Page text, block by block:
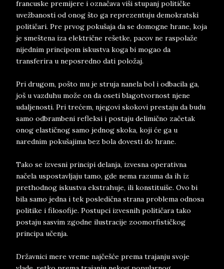
francuske premijere i označava viši stupanj političke
uvežbanosti od onog što ga reprezentuju demokratski
političari. Pre prvog pokušaja da se domogne hrane, koja
je smeštena iza električne rešetke, pacov ne raspolaže
nijednim principom iskustva koga bi mogao da
transferira u neposredno dati položaj.
Pri drugom, pošto mu je struja nanela bol i odbacila ga,
još u vazduhu može on da oseti blagotvornost njene
udaljenosti. Pri trećem, njegovi skokovi prestaju da budu
samo odbrambeni refleksi i postaju delimično začetak
onog elastičnog samo jednog skoka, koji će ga u
narednim pokušajima bez bola dovesti do hrane.
Tako se izvesni principi delanja, izvesna operativna
načela uspostavljaju tamo, gde nema razuma da ih iz
prethodnog iskustva ekstrahuje, ili konstituiše. Ovo bi
bila samo jedna i tek posledična strana problema odnosa
politike i filosofije. Postupci izvesnih političara tako
postaju sasvim zgodne ilustracije zoomorfističkog
principa učenja.
Državnici mere vreme najčešće prema trajanju svoje